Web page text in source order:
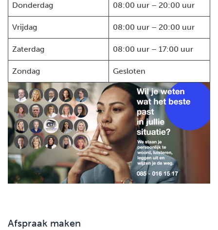
Donderdag 08:00 uur – 20:00 uur
Vrijdag 08:00 uur – 20:00 uur
Zaterdag 08:00 uur – 17:00 uur
Zondag Gesloten
Afspraak maken